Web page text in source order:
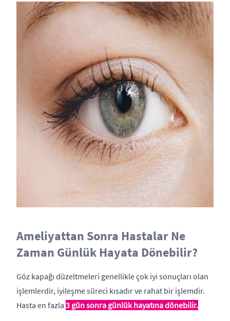
Ameliyattan Sonra Hastalar Ne
Zaman Günlük Hayata Dönebilir?
Göz kapağı düzeltmeleri genellikle çok iyi sonuçları olan
işlemlerdir, iyileşme süreci kısadır ve rahat bir işlemdir.
Hasta en fazla 3 gün sonra günlük hayatına dönebilir.